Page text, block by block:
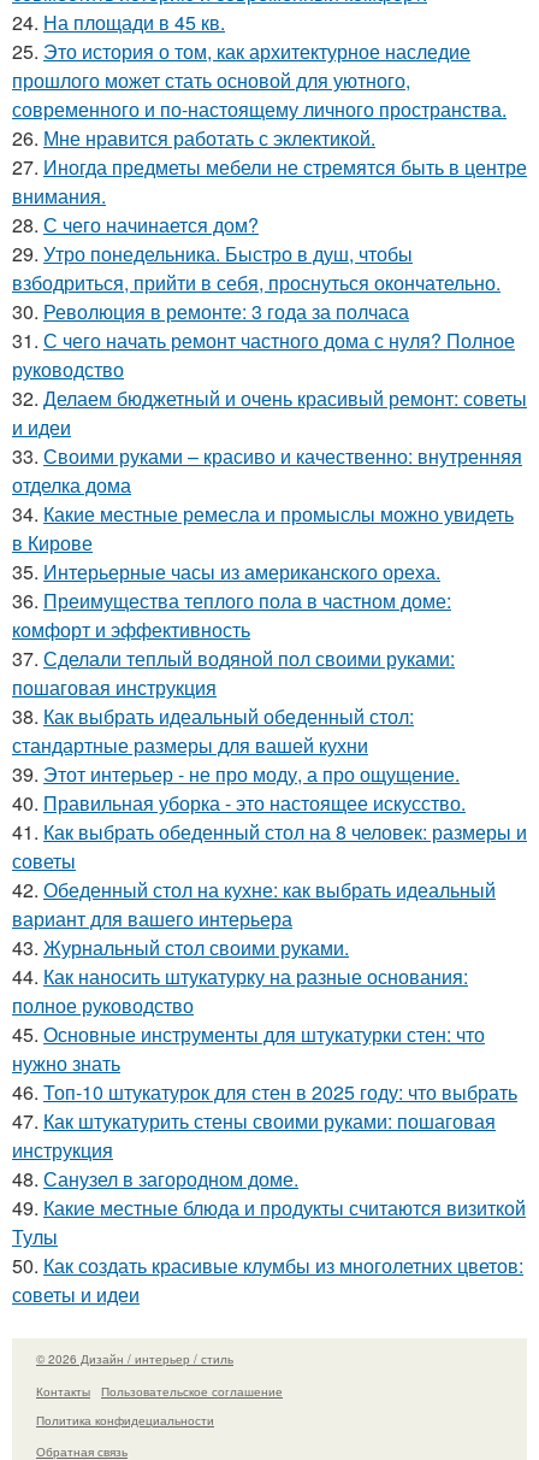
24. На площади в 45 кв.
25. Это история о том, как архитектурное наследие
прошлого может стать основой для уютного,
современного и по-настоящему личного пространства.
26. Мне нравится работать с эклектикой.
27. Иногда предметы мебели не стремятся быть в центре
внимания.
28. С чего начинается дом?
29. Утро понедельника. Быстро в душ, чтобы
взбодриться, прийти в себя, проснуться окончательно.
30. Революция в ремонте: 3 года за полчаса
31. С чего начать ремонт частного дома с нуля? Полное
руководство
32. Делаем бюджетный и очень красивый ремонт: советы
и идеи
33. Своими руками – красиво и качественно: внутренняя
отделка дома
34. Какие местные ремесла и промыслы можно увидеть
в Кирове
35. Интерьерные часы из американского ореха.
36. Преимущества теплого пола в частном доме:
комфорт и эффективность
37. Сделали теплый водяной пол своими руками:
пошаговая инструкция
38. Как выбрать идеальный обеденный стол:
стандартные размеры для вашей кухни
39. Этот интерьер - не про моду, а про ощущение.
40. Правильная уборка - это настоящее искусство.
41. Как выбрать обеденный стол на 8 человек: размеры и
советы
42. Обеденный стол на кухне: как выбрать идеальный
вариант для вашего интерьера
43. Журнальный стол своими руками.
44. Как наносить штукатурку на разные основания:
полное руководство
45. Основные инструменты для штукатурки стен: что
нужно знать
46. Топ-10 штукатурок для стен в 2025 году: что выбрать
47. Как штукатурить стены своими руками: пошаговая
инструкция
48. Санузел в загородном доме.
49. Какие местные блюда и продукты считаются визиткой
Тулы
50. Как создать красивые клумбы из многолетних цветов:
советы и идеи
© 2026 Дизайн / интерьер / стиль
Контакты
Пользовательское соглашение
Политика конфидециальности
Обратная связь